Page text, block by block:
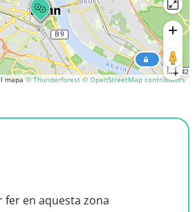
mapa© Thunderforest © OpenStreetMap contributors
fer en aquesta zona